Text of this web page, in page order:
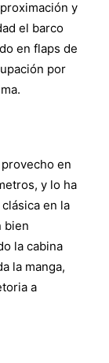
y
el barco
en flaps de
por
en
y lo ha
en la
bien
la cabina
la manga,
a